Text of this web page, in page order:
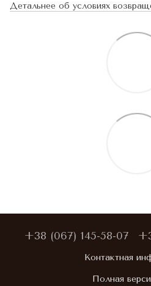
Детальнее об условиях
+38 (067) 145-58-07
Контактная
Полная